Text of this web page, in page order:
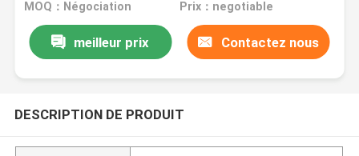
MOQ：Négociation Prix：negotiable
meilleur prix Contactez nous
DESCRIPTION DE PRODUIT